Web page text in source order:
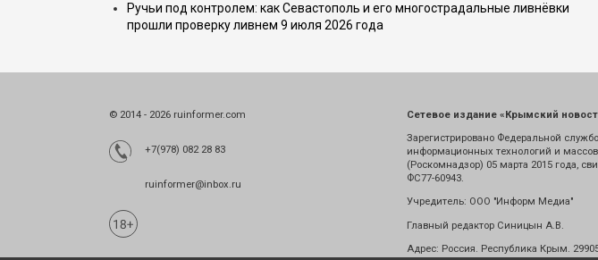
Ручьи под контролем: как Севастополь и его многострадальные ливнёвки
прошли проверку ливнем 9 июля 2026 года
© 2014 - 2026 ruinformer.com
+7(978) 082 28 83
ruinformer@inbox.ru
Сетевое издание «Крымский
Зарегистрировано Федеральной
информационных технологий и
(Роскомнадзор) 05 марта 2015 года,
ФС77-60943.
Учредитель: ООО "Информ Медиа"
Главный редактор Синицын А.В.
Адрес: Россия. Республика Крым.